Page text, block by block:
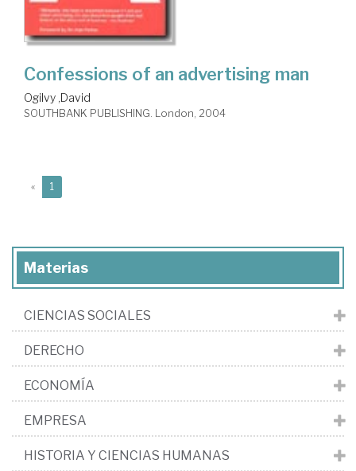
Confessions of an advertising man
Ogilvy ,David
SOUTHBANK PUBLISHING. London, 2004
« 1
Materias
CIENCIAS SOCIALES
DERECHO
ECONOMÍA
EMPRESA
HISTORIA Y CIENCIAS HUMANAS